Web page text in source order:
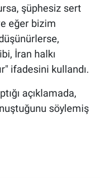
şüphesiz sert
eğer bizim
İran halkı
ifadesini kullandı.
açıklamada,
söylemiş